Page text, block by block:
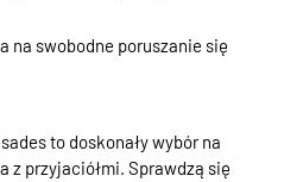
na swobodne poruszanie się
to doskonały wybór na
z przyjaciółmi. Sprawdzą się